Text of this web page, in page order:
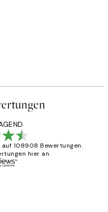
auf 108908 Bewertungen.
hier an.